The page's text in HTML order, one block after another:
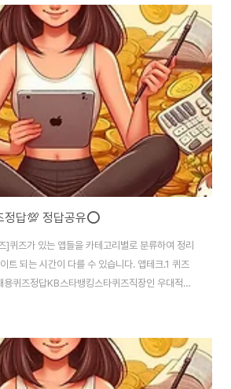
로그를 소개합니다.하나둘셋 원온라이프 | 하나
forever8609 하나둘셋 원온라이프 : 네
트+@ 즐기기m.blog.naver.com
정답💯 정답공유⭕️
]퀴즈가 있는 앱들을 카테고리별로 분류하여 정리
트 되는 시간이 다를 수 있습니다. 앱테크.1 퀴즈
용퀴즈정답KB스타뱅킹스타퀴즈직장인 우대적금
있는 조건으로 틀린 것은?정답: 3. 대중교통이용
받을 수 있는 서비스명은 무엇일까요?정답: 패밀
쏠야구쏠퀴즈지는법을 잊은 한화 폰세 선수가 29
스비다. 아래 중 메리저리거였던 폰세선수가 처